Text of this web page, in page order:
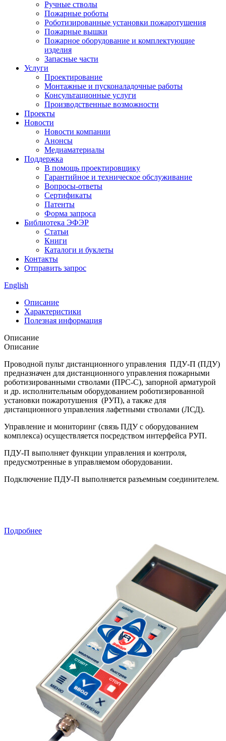
Ручные стволы
Пожарные роботы
Роботизированные установки пожаротушения
Пожарные вышки
Пожарное оборудование и комплектующие
изделия
Запасные части
Услуги
Проектирование
Монтажные и пусконаладочные работы
Консультационные услуги
Производственные возможности
Проекты
Новости
Новости компании
Анонсы
Медиаматериалы
Поддержка
В помощь проектировщику
Гарантийное и техническое обслуживание
Вопросы-ответы
Сертификаты
Патенты
Форма запроса
Библиотека ЭФЭР
Статьи
Книги
Каталоги и буклеты
Контакты
Отправить запрос
English
Описание
Характеристики
Полезная информация
Описание
Описание
Проводной пульт дистанционного управления ПДУ-П (ПДУ)
предназначен для дистанционного управления пожарными
роботизированными стволами (ПРС-С), запорной арматурой
и др. исполнительным оборудованием роботизированной
установки пожаротушения (РУП), а также для
дистанционного управления лафетными стволами (ЛСД).
Управление и мониторинг (связь ПДУ с оборудованием
комплекса) осуществляется посредством интерфейса РУП.
ПДУ-П выполняет функции управления и контроля,
предусмотренные в управляемом оборудовании.
Подключение ПДУ-П выполняется разъемным соединителем.
Подробнее